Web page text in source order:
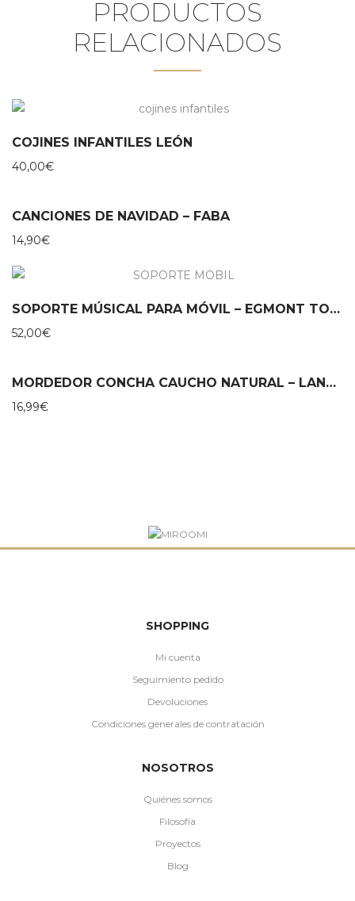
PRODUCTOS
RELACIONADOS
COJINES INFANTILES LEÓN
40,00€
CANCIONES DE NAVIDAD – FABA
14,90€
SOPORTE MÚSICAL PARA MÓVIL – EGMONT TOYS
52,00€
MORDEDOR CONCHA CAUCHO NATURAL – LANCO
16,99€
SHOPPING
Mi cuenta
Seguimiento pedido
Devoluciones
Condiciones generales de contratación
NOSOTROS
Quiénes somos
Filosofía
Proyectos
Blog